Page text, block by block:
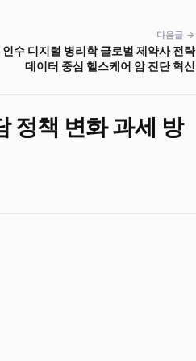
다음글 →
수 디지털 병리학 글로벌 제약사 전략
데이터 중심 헬스케어 암 진단 혁신
정책 변화 과세 방